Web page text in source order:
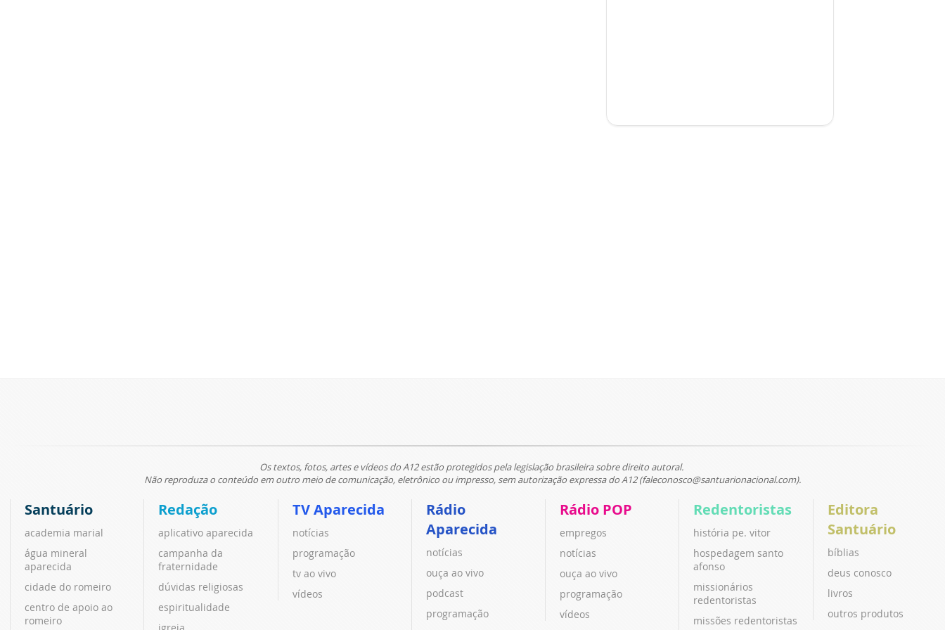
Os textos, fotos, artes e vídeos do A12 estão protegidos pela legislação brasileira sobre direito autoral.
Não reproduza o conteúdo em outro meio de comunicação, eletrônico ou impresso, sem autorização expressa do A12 (faleconosco@santuarionacional.com).
Santuário
academia marial
água mineral
aparecida
cidade do romeiro
centro de apoio ao
romeiro
Redação
aplicativo aparecida
campanha da
fraternidade
dúvidas religiosas
espiritualidade
igreja
TV Aparecida
notícias
programação
tv ao vivo
vídeos
Rádio
Aparecida
notícias
ouça ao vivo
podcast
programação
Rádio POP
empregos
notícias
ouça ao vivo
programação
vídeos
Redentoristas
história pe. vitor
hospedagem santo
afonso
missionários
redentoristas
missões redentoristas
Editora
Santuário
bíblias
deus conosco
livros
outros produtos